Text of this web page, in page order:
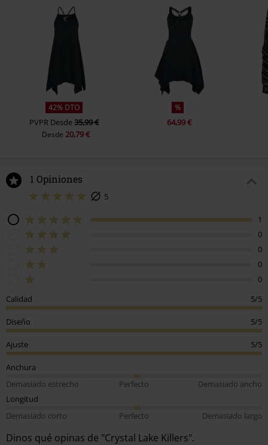
42% DTO
PVPR Desde35,99 €
Desde 20,79 €
%
64,99 €
1 Opiniones
5
1
0
0
0
0
Calidad
5/5
Diseño 5/5
Ajuste 5/5
Anchura
Demasiado estrecho
Perfecto
Demasiado ancho
Longitud
Demasiado corto
Perfecto Demasiado largo
Dinos qué opinas de "Crystal Lake Killers".